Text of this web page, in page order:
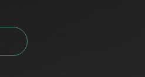
Aviación, Militar y Defensa,
Marítimo, Offshore,